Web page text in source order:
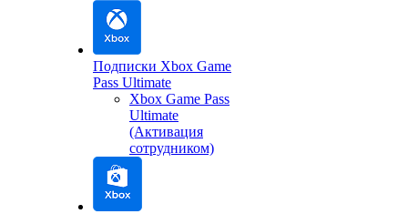
Подписки Xbox Game
Pass Ultimate
Xbox Game Pass
Ultimate
(Активация
сотрудником)